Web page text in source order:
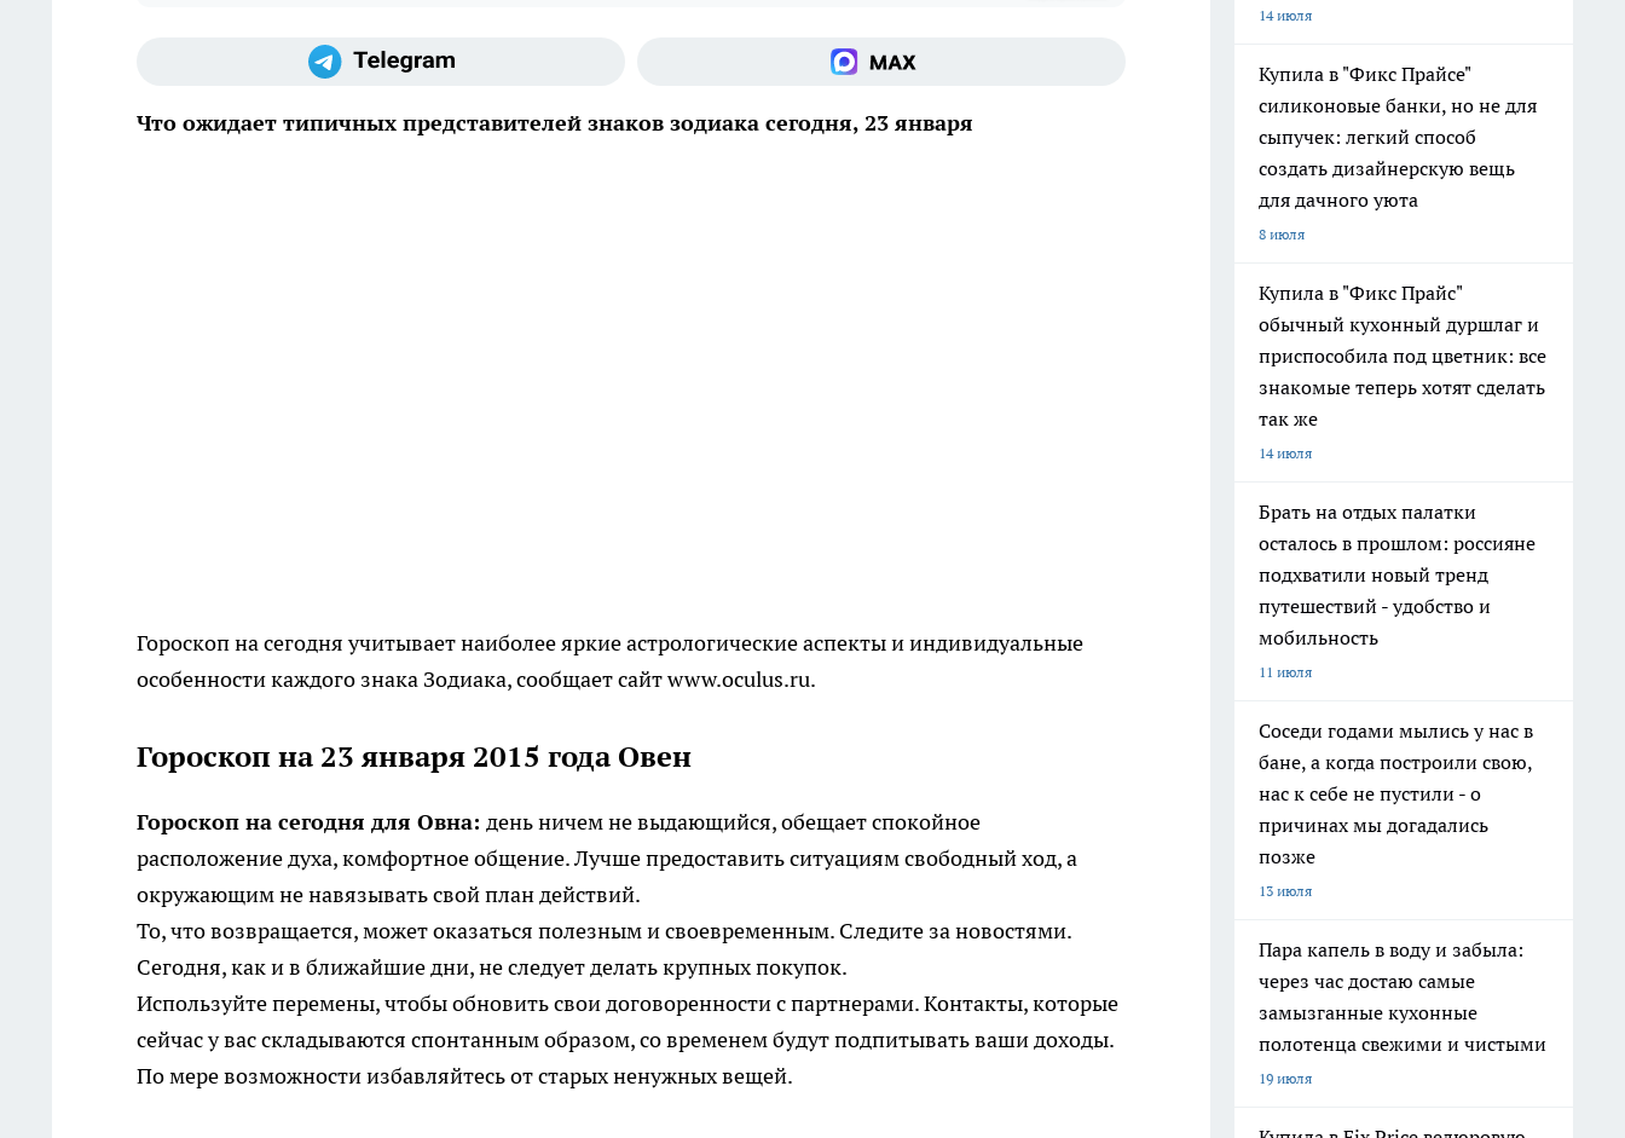
Что ожидает типичных представителей знаков зодиака сегодня, 23 января
Гороскоп на сегодня учитывает наиболее яркие астрологические аспекты и индивидуальные
особенности каждого знака Зодиака, сообщает сайт www.oculus.ru.
Гороскоп на 23 января 2015 года Овен
Гороскоп на сегодня для Овна: день ничем не выдающийся, обещает спокойное
расположение духа, комфортное общение. Лучше предоставить ситуациям свободный ход, а
окружающим не навязывать свой план действий.
То, что возвращается, может оказаться полезным и своевременным. Следите за новостями.
Сегодня, как и в ближайшие дни, не следует делать крупных покупок.
Используйте перемены, чтобы обновить свои договоренности с партнерами. Контакты, которые
сейчас у вас складываются спонтанным образом, со временем будут подпитывать ваши доходы.
По мере возможности избавляйтесь от старых ненужных вещей.
14 июля
Купила в "Фикс Прайсе"
силиконовые банки, но не для
сыпучек: легкий способ
создать дизайнерскую вещь
для дачного уюта
8 июля
Купила в "Фикс Прайс"
обычный кухонный дуршлаг и
приспособила под цветник: все
знакомые теперь хотят сделать
так же
14 июля
Брать на отдых палатки
осталось в прошлом: россияне
подхватили новый тренд
путешествий - удобство и
мобильность
11 июля
Соседи годами мылись у нас в
бане, а когда построили свою,
нас к себе не пустили - о
причинах мы догадались
позже
13 июля
Пара капель в воду и забыла:
через час достаю самые
замызганные кухонные
полотенца свежими и чистыми
19 июля